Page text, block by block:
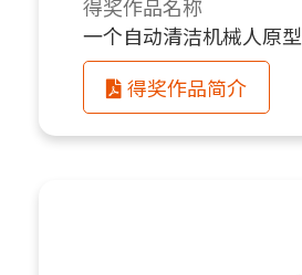
得奖作品名称
一个自动清洁机械人原型
得奖作品简介